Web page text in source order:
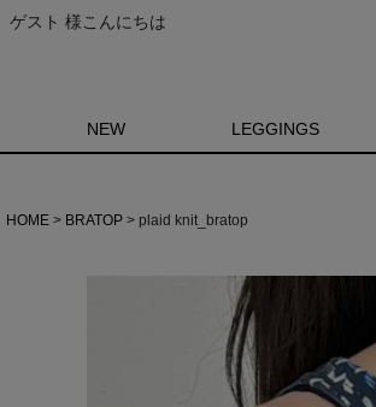
ゲスト 様こんにちは
NEW LEGGINGS
HOME BRATOP plaid knit_bratop